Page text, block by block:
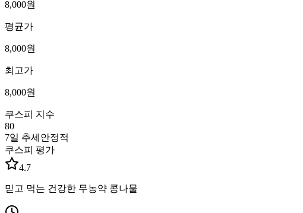
8,000원
평균가
8,000원
최고가
8,000원
쿠스피 지수
80
7일 추세 안정적
쿠스피 평가
4.7
믿고 먹는 건강한 무농약 콩나물